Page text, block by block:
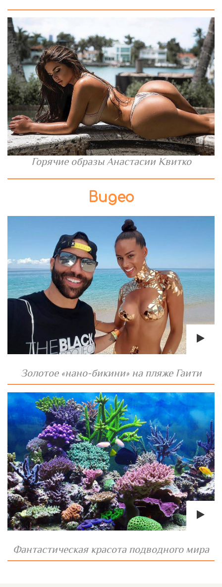
Горячие образы Анастасии Квитко
Видео
Золотое «нано-бикини» на пляже Гаити
Фантастическая красота подводного мира